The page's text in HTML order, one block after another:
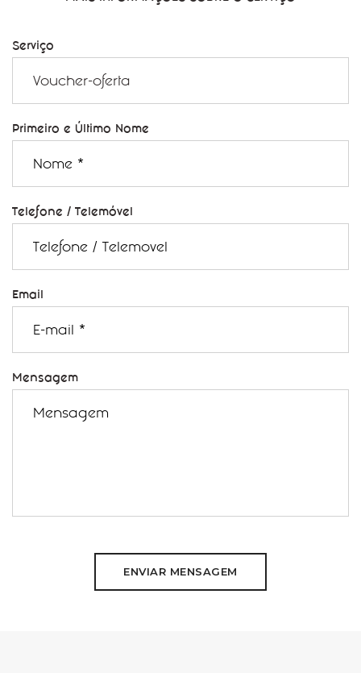
Serviço
Primeiro e Último Nome
Telefone / Telemóvel
Email
Mensagem
ENVIAR MENSAGEM